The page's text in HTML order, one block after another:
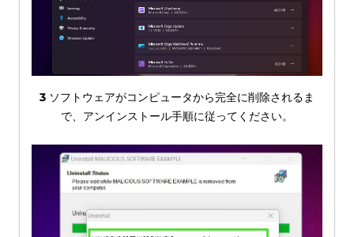
3ソフトウェアがコンピュータから完全に削除されるま
で、アンインストール手順に従ってください。